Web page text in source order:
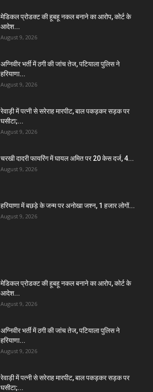
मेडिकल प्रोडक्ट की हूबहू नकल बनाने का आरोप, कोर्ट के
आदेश...
August 9, 2026
अग्निवीर भर्ती में ठगी की जांच तेज, पटियाला पुलिस ने
हरियाणा...
August 9, 2026
रेवाड़ी में पत्नी से सरेराह मारपीट, बाल पकड़कर सड़क पर
घसीटा;...
August 9, 2026
चरखी दादरी फायरिंग में घायल अमित पर 20 केस दर्ज, 4...
August 9, 2026
हरियाणा में बछड़े के जन्म पर अनोखा जश्न, 1 हजार लोगों...
August 9, 2026
मेडिकल प्रोडक्ट की हूबहू नकल बनाने का आरोप, कोर्ट के
आदेश...
August 9, 2026
अग्निवीर भर्ती में ठगी की जांच तेज, पटियाला पुलिस ने
हरियाणा...
August 9, 2026
रेवाड़ी में पत्नी से सरेराह मारपीट, बाल पकड़कर सड़क पर
घसीटा;...